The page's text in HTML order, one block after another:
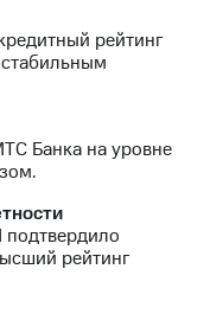
рейтинг
Банка на уровне
подтвердило
рейтинг